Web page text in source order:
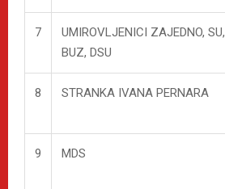
7
UMIROVLJENICI ZAJEDNO, SU,
BUZ, DSU
8 STRANKA IVANA PERNARA
9 MDS